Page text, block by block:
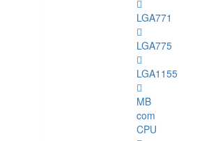
LGA771
LGA775
LGA1155
MB
com
CPU